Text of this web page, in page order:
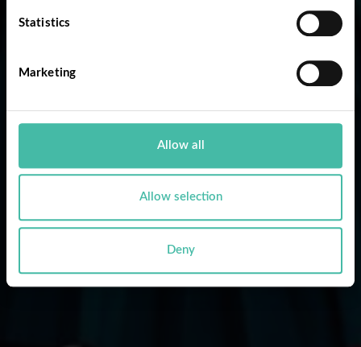
Statistics
Marketing
Allow all
Allow selection
Deny